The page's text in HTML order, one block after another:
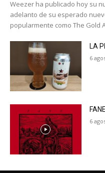
Weezer ha publicado hoy su
adelanto de su esperado
popularmente como The Gold
LA
6
6